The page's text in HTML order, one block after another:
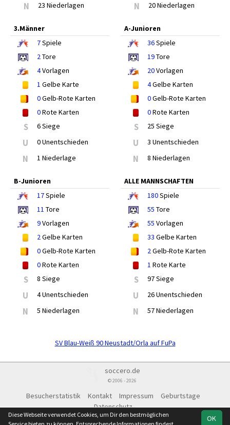
N 23 Niederlagen N 20 Niederlagen
3.Männer
7Spiele
2Tore
4Vorlagen
1 Gelbe Karte
0Gelb-Rote Karten
0Rote Karten
S 6 Siege
U 0 Unentschieden
N 1 Niederlage
A-Junioren
36Spiele
19Tore
20Vorlagen
4Gelbe Karten
0Gelb-Rote Karten
0Rote Karten
S 25 Siege
U 3 Unentschieden
N 8 Niederlagen
B-Junioren
17Spiele
11 Tore
9Vorlagen
2Gelbe Karten
0Gelb-Rote Karten
0Rote Karten
S 8 Siege
U 4 Unentschieden
N 5 Niederlagen
ALLE MANNSCHAFTEN
180Spiele
55 Tore
55 Vorlagen
33 Gelbe Karten
2Gelb-Rote Karten
1 Rote Karte
S 97 Siege
U 26 Unentschieden
N 57 Niederlagen
SV Blau-Weiß 90 Neustadt/Orla auf FuPa
soccero.de
© 2006 - 2026
Besucherstatistik Kontakt Impressum
Geburtstage
Datenschutz
OK
Diese Webseite verwendet Cookies, um Dir den bestmöglichen